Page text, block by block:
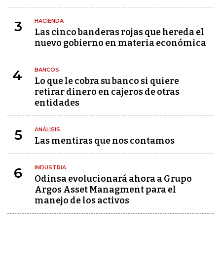
3 HACIENDA
Las cinco banderas rojas que hereda el
nuevo gobierno en materia económica
4 BANCOS
Lo que le cobra su banco si quiere
retirar dinero en cajeros de otras
entidades
5 ANÁLISIS
Las mentiras que nos contamos
6 INDUSTRIA
Odinsa evolucionará ahora a Grupo
Argos Asset Managment para el
manejo de los activos